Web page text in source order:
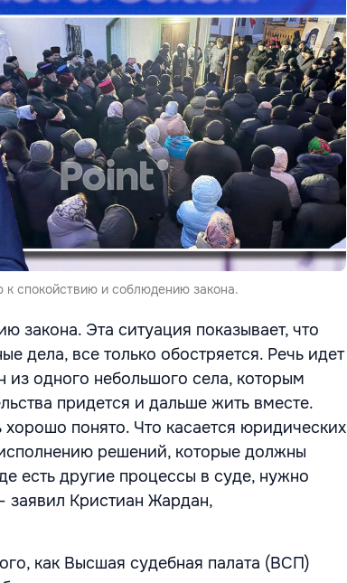
спокойствию и соблюдению закона.
закона. Эта ситуация показывает, что
дела, все только обостряется. Речь идет
из одного небольшого села, которым
придется и дальше жить вместе.
понято. Что касается юридических
решений, которые должны
есть другие процессы в суде, нужно
заявил Кристиан Жардан,
как Высшая судебная палата (ВСП)